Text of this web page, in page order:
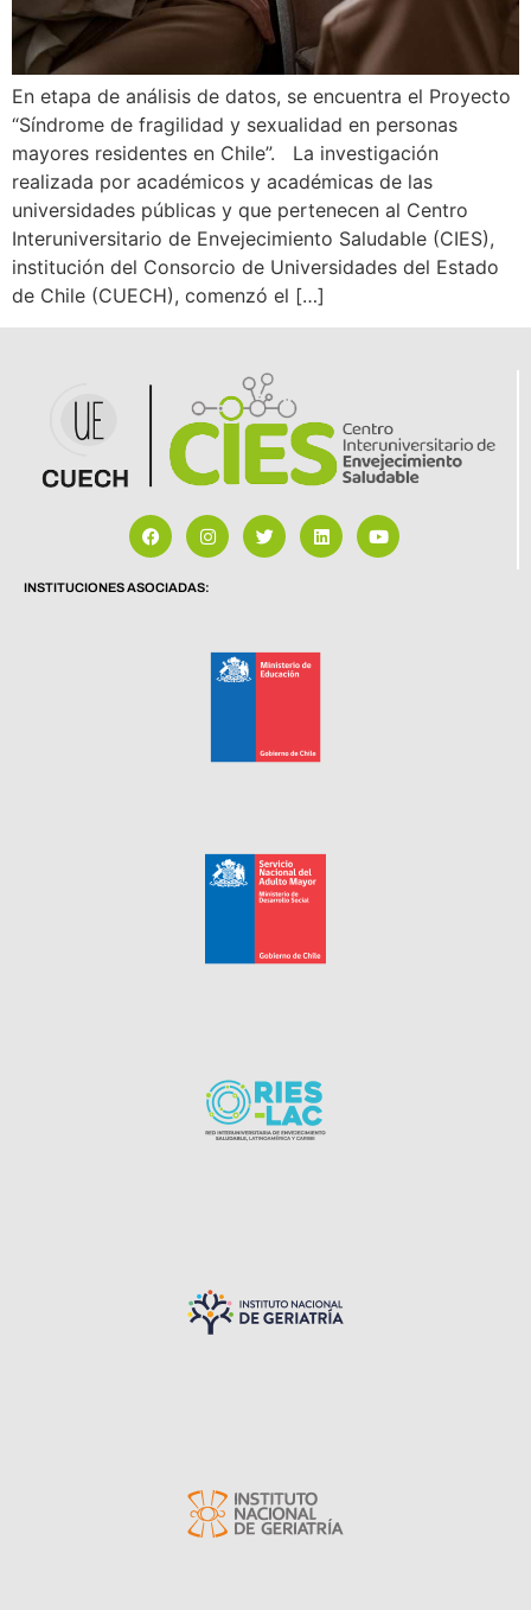
En etapa de análisis de datos, se encuentra el Proyecto
“Síndrome de fragilidad y sexualidad en personas
mayores residentes en Chile”. La investigación
realizada por académicos y académicas de las
universidades públicas y que pertenecen al Centro
Interuniversitario de Envejecimiento Saludable (CIES),
institución del Consorcio de Universidades del Estado
de Chile (CUECH), comenzó el […]
INSTITUCIONES ASOCIADAS: